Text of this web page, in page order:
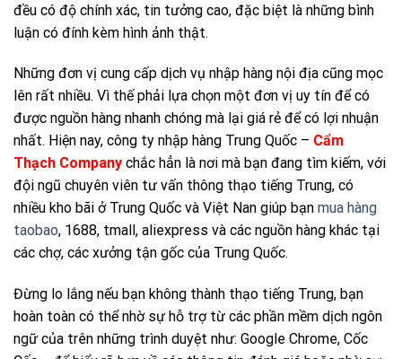
đều có độ chính xác, tin tưởng cao, đặc biệt là những bình
luận có đính kèm hình ảnh thật.
Những đơn vị cung cấp dịch vụ nhập hàng nội địa cũng mọc
lên rất nhiều. Vì thế phải lựa chọn một đơn vị uy tín để có
được nguồn hàng nhanh chóng mà lại giá rẻ để có lợi nhuận
nhất. Hiện nay, công ty nhập hàng Trung Quốc – Cẩm
Thạch Company chắc hẳn là nơi mà bạn đang tìm kiếm, với
đội ngũ chuyên viên tư vấn thông thạo tiếng Trung, có
nhiều kho bãi ở Trung Quốc và Việt Nan giúp bạn mua hàng
taobao, 1688, tmall, aliexpress và các nguồn hàng khác tại
các chợ, các xưởng tận gốc của Trung Quốc.
Đừng lo lắng nếu bạn không thành thạo tiếng Trung, bạn
hoàn toàn có thể nhờ sự hỗ trợ từ các phần mềm dịch ngôn
ngữ của trên những trình duyệt như: Google Chrome, Cốc